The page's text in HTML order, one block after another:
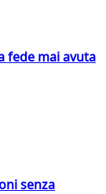
fede mai avuta
senza